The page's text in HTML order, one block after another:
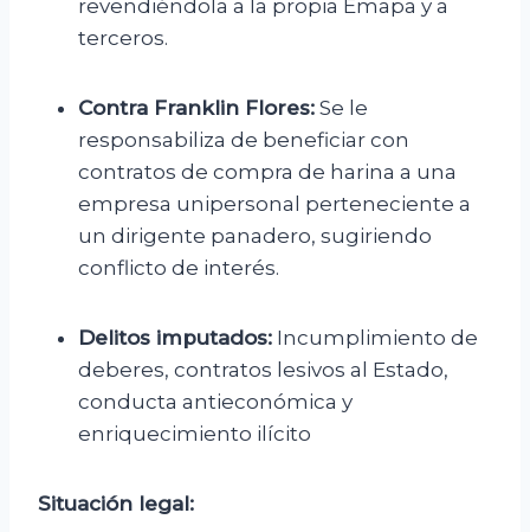
revendiéndola a la propia Emapa y a
terceros.
Contra Franklin Flores: Se le
responsabiliza de beneficiar con
contratos de compra de harina a una
empresa unipersonal perteneciente a
un dirigente panadero, sugiriendo
conflicto de interés.
Delitos imputados: Incumplimiento de
deberes, contratos lesivos al Estado,
conducta antieconómica y
enriquecimiento ilícito
Situación legal: